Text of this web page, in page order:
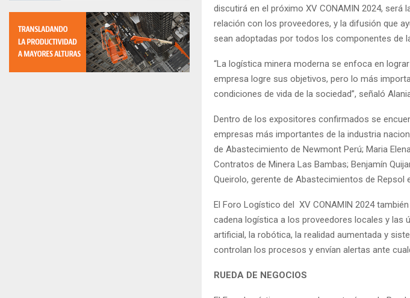
discutirá en el próximo XV CONAMIN 2024,
relación con los proveedores, y la difusión que
sean adoptadas por todos los componentes de
“La logística minera moderna se enfoca en
empresa logre sus objetivos, pero lo más
condiciones de vida de la sociedad”, señaló
Dentro de los expositores confirmados se
empresas más importantes de la industria
de Abastecimiento de Newmont Perú; Maria
Contratos de Minera Las Bambas; Benjamín
Queirolo, gerente de Abastecimientos de Repsol
El Foro Logístico del XV CONAMIN 2024
cadena logística a los proveedores locales y las
artificial, la robótica, la realidad aumentada y
controlan los procesos y envían alertas ante
RUEDA DE NEGOCIOS